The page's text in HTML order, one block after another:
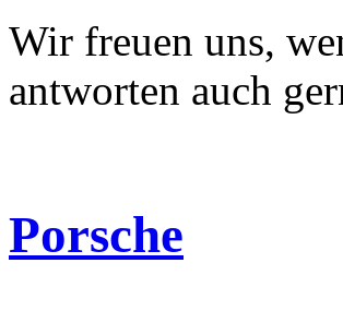
Wir freuen uns,
antworten auch
Porsche